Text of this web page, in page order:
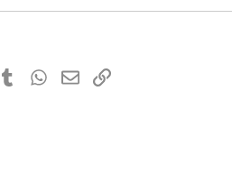
TumblrWhatsApp
E-MailLink